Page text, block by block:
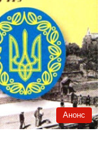
Анонс